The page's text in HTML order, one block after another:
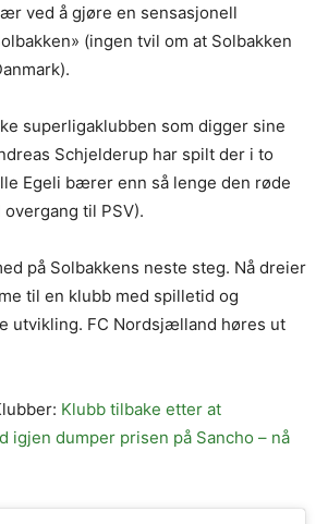
ved å gjøre en sensasjonell
(ingen tvil om at Solbakken
superligaklubben som digger sine
Schjelderup har spilt der i to
Egeli bærer enn så lenge den røde
til PSV).
på Solbakkens neste steg. Nå dreier
til en klubb med spilletid og
utvikling. FC Nordsjælland høres ut
Klubb tilbake etter at
igjen dumper prisen på Sancho – nå